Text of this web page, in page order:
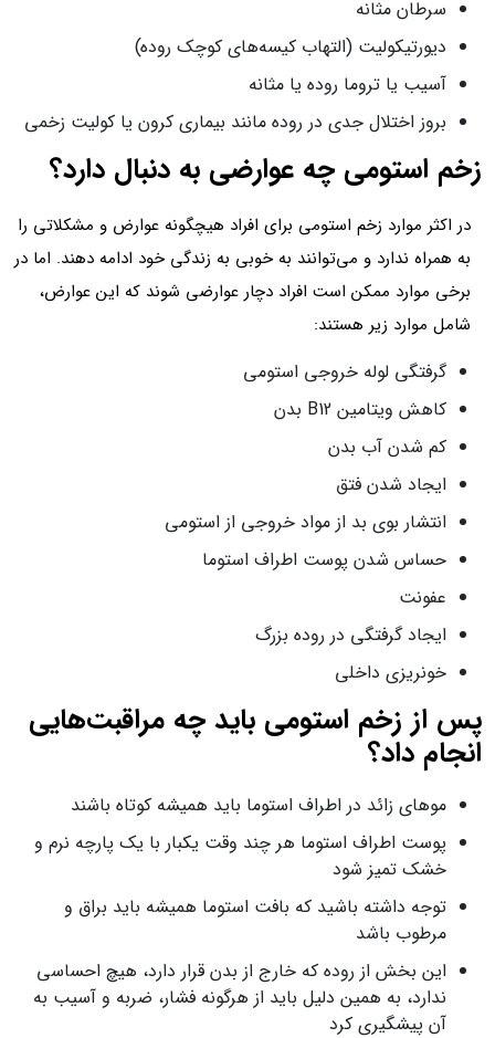
سرطان مثانه
دیورتیکولیت (التهاب کیسه‌های کوچک روده)
آسیب یا تروما روده یا مثانه
بروز اختلال جدی در روده مانند بیماری کرون یا کولیت زخمی
زخم استومی چه عوارضی به دنبال دارد؟
در اکثر موارد زخم استومی برای افراد هیچگونه عوارض و مشکلاتی را
به همراه ندارد و می‌توانند به خوبی به زندگی خود ادامه دهند. اما در
برخی موارد ممکن است افراد دچار عوارضی شوند که این عوارض،
شامل موارد زیر هستند:
گرفتگی لوله خروجی استومی
کاهش ویتامین B12 بدن
کم شدن آب بدن
ایجاد شدن فتق
انتشار بوی بد از مواد خروجی از استومی
حساس شدن پوست اطراف استوما
عفونت
ایجاد گرفتگی در روده بزرگ
خونریزی داخلی
پس از زخم استومی باید چه مراقبت‌هایی
انجام داد؟
موهای زائد در اطراف استوما باید همیشه کوتاه باشند
پوست اطراف استوما هر چند وقت یکبار با یک پارچه نرم و
خشک تمیز شود
توجه داشته باشید که بافت استوما همیشه باید براق و
مرطوب باشد
این بخش از روده که خارج از بدن قرار دارد، هیچ احساسی
ندارد، به همین دلیل باید از هرگونه فشار، ضربه و آسیب به
آن پیشگیری کرد